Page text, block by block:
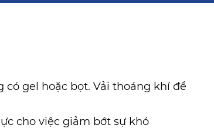
gel hoặc bọt. Vải thoáng khí để
cho việc giảm bớt sự khó